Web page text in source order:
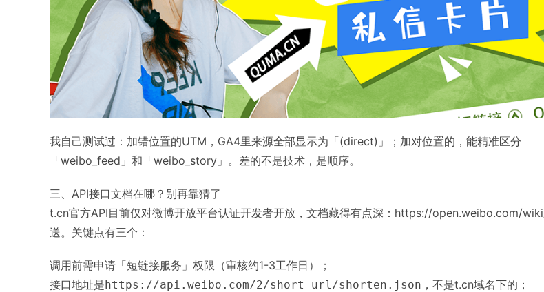
我自己测试过：加错位置的UTM，GA4里来源全部显示为「(direct)」；加对位置的，能精准区分
「weibo_feed」和「weibo_story」。差的不是技术，是顺序。
三、API接口文档在哪？别再靠猜了
t.cn官方API目前仅对微博开放平台认证开发者开放，文档藏得有点深： https://open.weibo.com/
送。关键点有三个：
调用前需申请「短链接服务」权限（审核约1-3工作日）；
接口地址是 https://api.weibo.com/2/short_url/shorten.json ，不是t.cn域名下的；